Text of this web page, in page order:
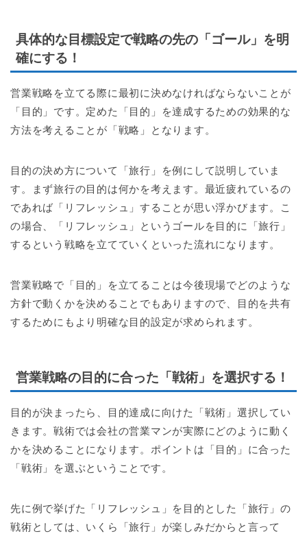
具体的な目標設定で戦略の先の「ゴール」を明
確にする！
営業戦略を立てる際に最初に決めなければならないことが
「目的」です。定めた「目的」を達成するための効果的な
方法を考えることが「戦略」となります。
目的の決め方について「旅行」を例にして説明していま
す。まず旅行の目的は何かを考えます。最近疲れているの
であれば「リフレッシュ」することが思い浮かびます。こ
の場合、「リフレッシュ」というゴールを目的に「旅行」
するという戦略を立てていくといった流れになります。
営業戦略で「目的」を立てることは今後現場でどのような
方針で動くかを決めることでもありますので、目的を共有
するためにもより明確な目的設定が求められます。
営業戦略の目的に合った「戦術」を選択する！
目的が決まったら、目的達成に向けた「戦術」選択してい
きます。戦術では会社の営業マンが実際にどのように動く
かを決めることになります。ポイントは「目的」に合った
「戦術」を選ぶということです。
先に例で挙げた「リフレッシュ」を目的とした「旅行」の
戦術としては、いくら「旅行」が楽しみだからと言って